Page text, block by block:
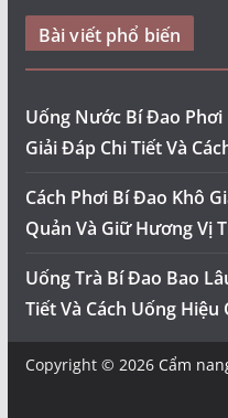
Bài viết phổ biến
Uống Nước Bí Đao Phơi
Giải Đáp Chi Tiết Và
Cách Phơi Bí Đao Khô
Quản Và Giữ Hương Vị
Uống Trà Bí Đao Bao
Tiết Và Cách Uống Hiệu
Copyright © 2026 Cẩm